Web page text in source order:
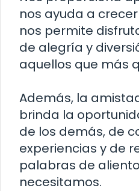
nos ayuda a
nos permite
de alegría y
aquellos que más
Además, la
brinda la
de los demás, de
experiencias y de
palabras de
necesitamos.